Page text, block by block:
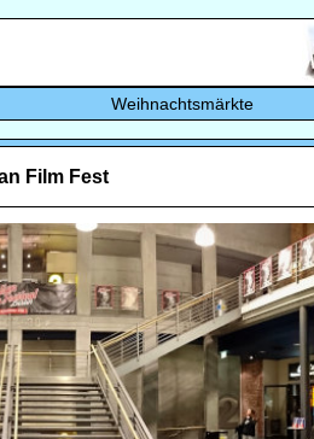
Weihnachtsmärkte
Film Fest